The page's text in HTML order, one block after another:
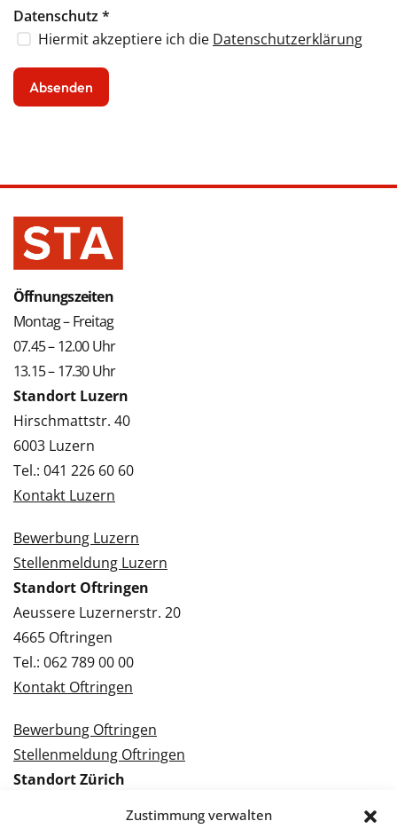
Zustimmung verwalten
Datenschutz*
Hiermit akzeptiere ich die Datenschutzerklärung
Öffnungszeiten
Montag – Freitag
07.45 – 12.00 Uhr
13.15 – 17.30 Uhr
Standort Luzern
Hirschmattstr. 40
6003 Luzern
Tel.: 041 226 60 60
Kontakt Luzern
Bewerbung Luzern
Stellenmeldung Luzern
Standort Oftringen
Aeussere Luzernerstr. 20
4665 Oftringen
Tel.: 062 789 00 00
Kontakt Oftringen
Bewerbung Oftringen
Stellenmeldung Oftringen
Standort Zürich